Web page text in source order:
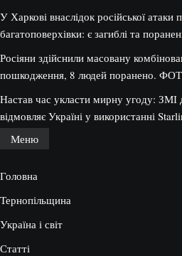
У Харкові внаслідок російської атаки
багатоповерхівки: є загиблі та
Росіяни здійснили масовану
пошкодження, 8 людей поранено.
Настав час укласти мирну угоду: ЗМІ
відмовляє Україні у використанні
Меню
Головна
Тернопільщина
Україна і світ
Статті